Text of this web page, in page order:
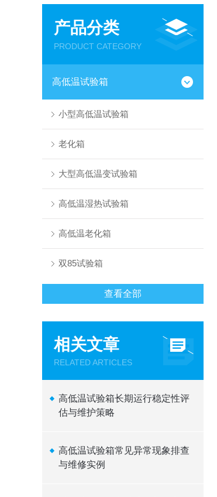
产品分类
PRODUCT CATEGORY
高低温试验箱
小型高低温试验箱
老化箱
大型高低温变试验箱
高低温湿热试验箱
高低温老化箱
双85试验箱
查看全部
相关文章
RELATED ARTICLES
高低温试验箱长期运行稳定性评
估与维护策略
高低温试验箱常见异常现象排查
与维修实例